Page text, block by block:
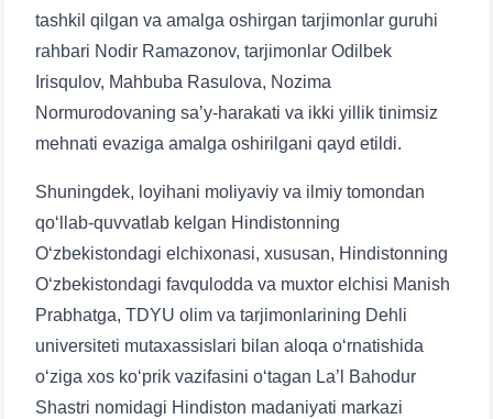
tashkil qilgan va amalga oshirgan tarjimonlar guruhi
rahbari Nodir Ramazonov, tarjimonlar Odilbek
Irisqulov, Mahbuba Rasulova, Nozima
Normurodovaning saʼy-harakati va ikki yillik tinimsiz
mehnati evaziga amalga oshirilgani qayd etildi.
Shuningdek, loyihani moliyaviy va ilmiy tomondan
qoʻllab-quvvatlab kelgan Hindistonning
Oʻzbekistondagi elchixonasi, xususan, Hindistonning
Oʻzbekistondagi favqulodda va muxtor elchisi Manish
Prabhatga, TDYU olim va tarjimonlarining Dehli
universiteti mutaxassislari bilan aloqa oʻrnatishida
oʻziga xos koʻprik vazifasini oʻtagan La’l Bahodur
Shastri nomidagi Hindiston madaniyati markazi